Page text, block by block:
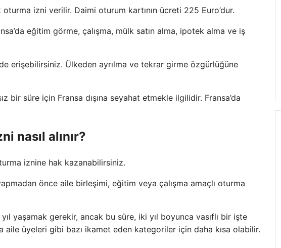
oturma izni verilir. Daimi oturum kartının ücreti 225 Euro’dur.
eğitim görme, çalışma, mülk satın alma, ipotek alma ve iş
erişebilirsiniz. Ülkeden ayrılma ve tekrar girme özgürlüğüne
bir süre için Fransa dışına seyahat etmekle ilgilidir. Fransa’da
nasıl alınır?
iznine hak kazanabilirsiniz.
önce aile birleşimi, eğitim veya çalışma amaçlı oturma
yaşamak gerekir, ancak bu süre, iki yıl boyunca vasıflı bir işte
aile üyeleri gibi bazı ikamet eden kategoriler için daha kısa olabilir.